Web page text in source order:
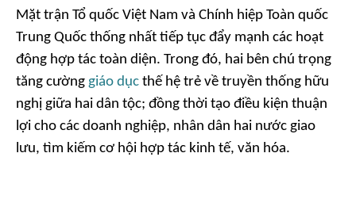
Mặt trận Tổ quốc Việt Nam và Chính hiệp Toàn quốc
Trung Quốc thống nhất tiếp tục đẩy mạnh các hoạt
động hợp tác toàn diện. Trong đó, hai bên chú trọng
tăng cường giáo dục thế hệ trẻ về truyền thống hữu
nghị giữa hai dân tộc; đồng thời tạo điều kiện thuận
lợi cho các doanh nghiệp, nhân dân hai nước giao
lưu, tìm kiếm cơ hội hợp tác kinh tế, văn hóa.